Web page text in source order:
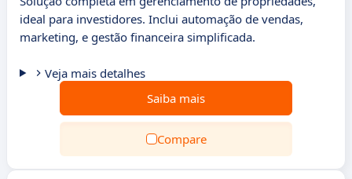
ideal para investidores. Inclui automação de vendas,
marketing, e gestão financeira simplificada.
Veja mais detalhes
Saiba mais
Compare